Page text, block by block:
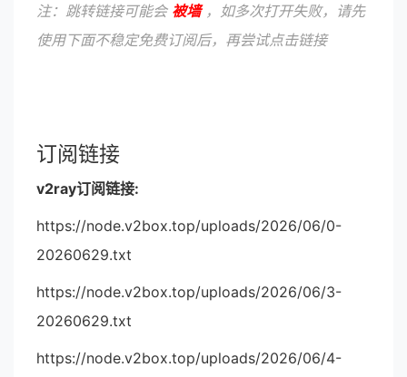
注：跳转链接可能会 被墙，如多次打开失败，请先
使用下面不稳定免费订阅后，再尝试点击链接
订阅链接
v2ray订阅链接:
https://node.v2box.top/uploads/2026/06/0-
20260629.txt
https://node.v2box.top/uploads/2026/06/3-
20260629.txt
https://node.v2box.top/uploads/2026/06/4-